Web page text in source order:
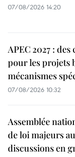
07/08/2026 14:20
APEC 2027 :
pour les projets
mécanismes
07/08/2026 10:32
Assemblée
de loi majeurs
discussions en